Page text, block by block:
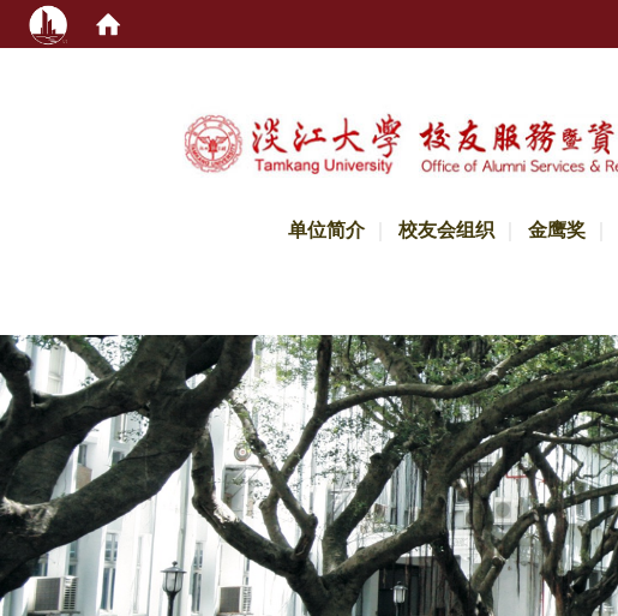
单位简介 校友会组织 金鹰奖